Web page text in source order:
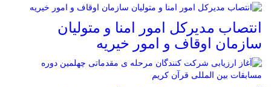
انتصاب مدیرکل امور امنا و متولیان
سازمان اوقاف و امور خیریه